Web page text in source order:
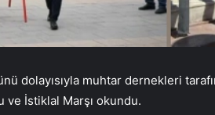
dolayısıyla muhtar dernekleri
İstiklal Marşı okundu.